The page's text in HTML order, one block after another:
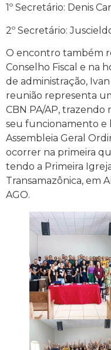
1º Secretário: Denis
2º Secretário:
O encontro também
Conselho Fiscal e na
de administração,
reunião representa
CBN PA/AP, trazendo
seu funcionamento e
Assembleia Geral
ocorrer na primeira
tendo a Primeira
Transamazônica, em
AGO.